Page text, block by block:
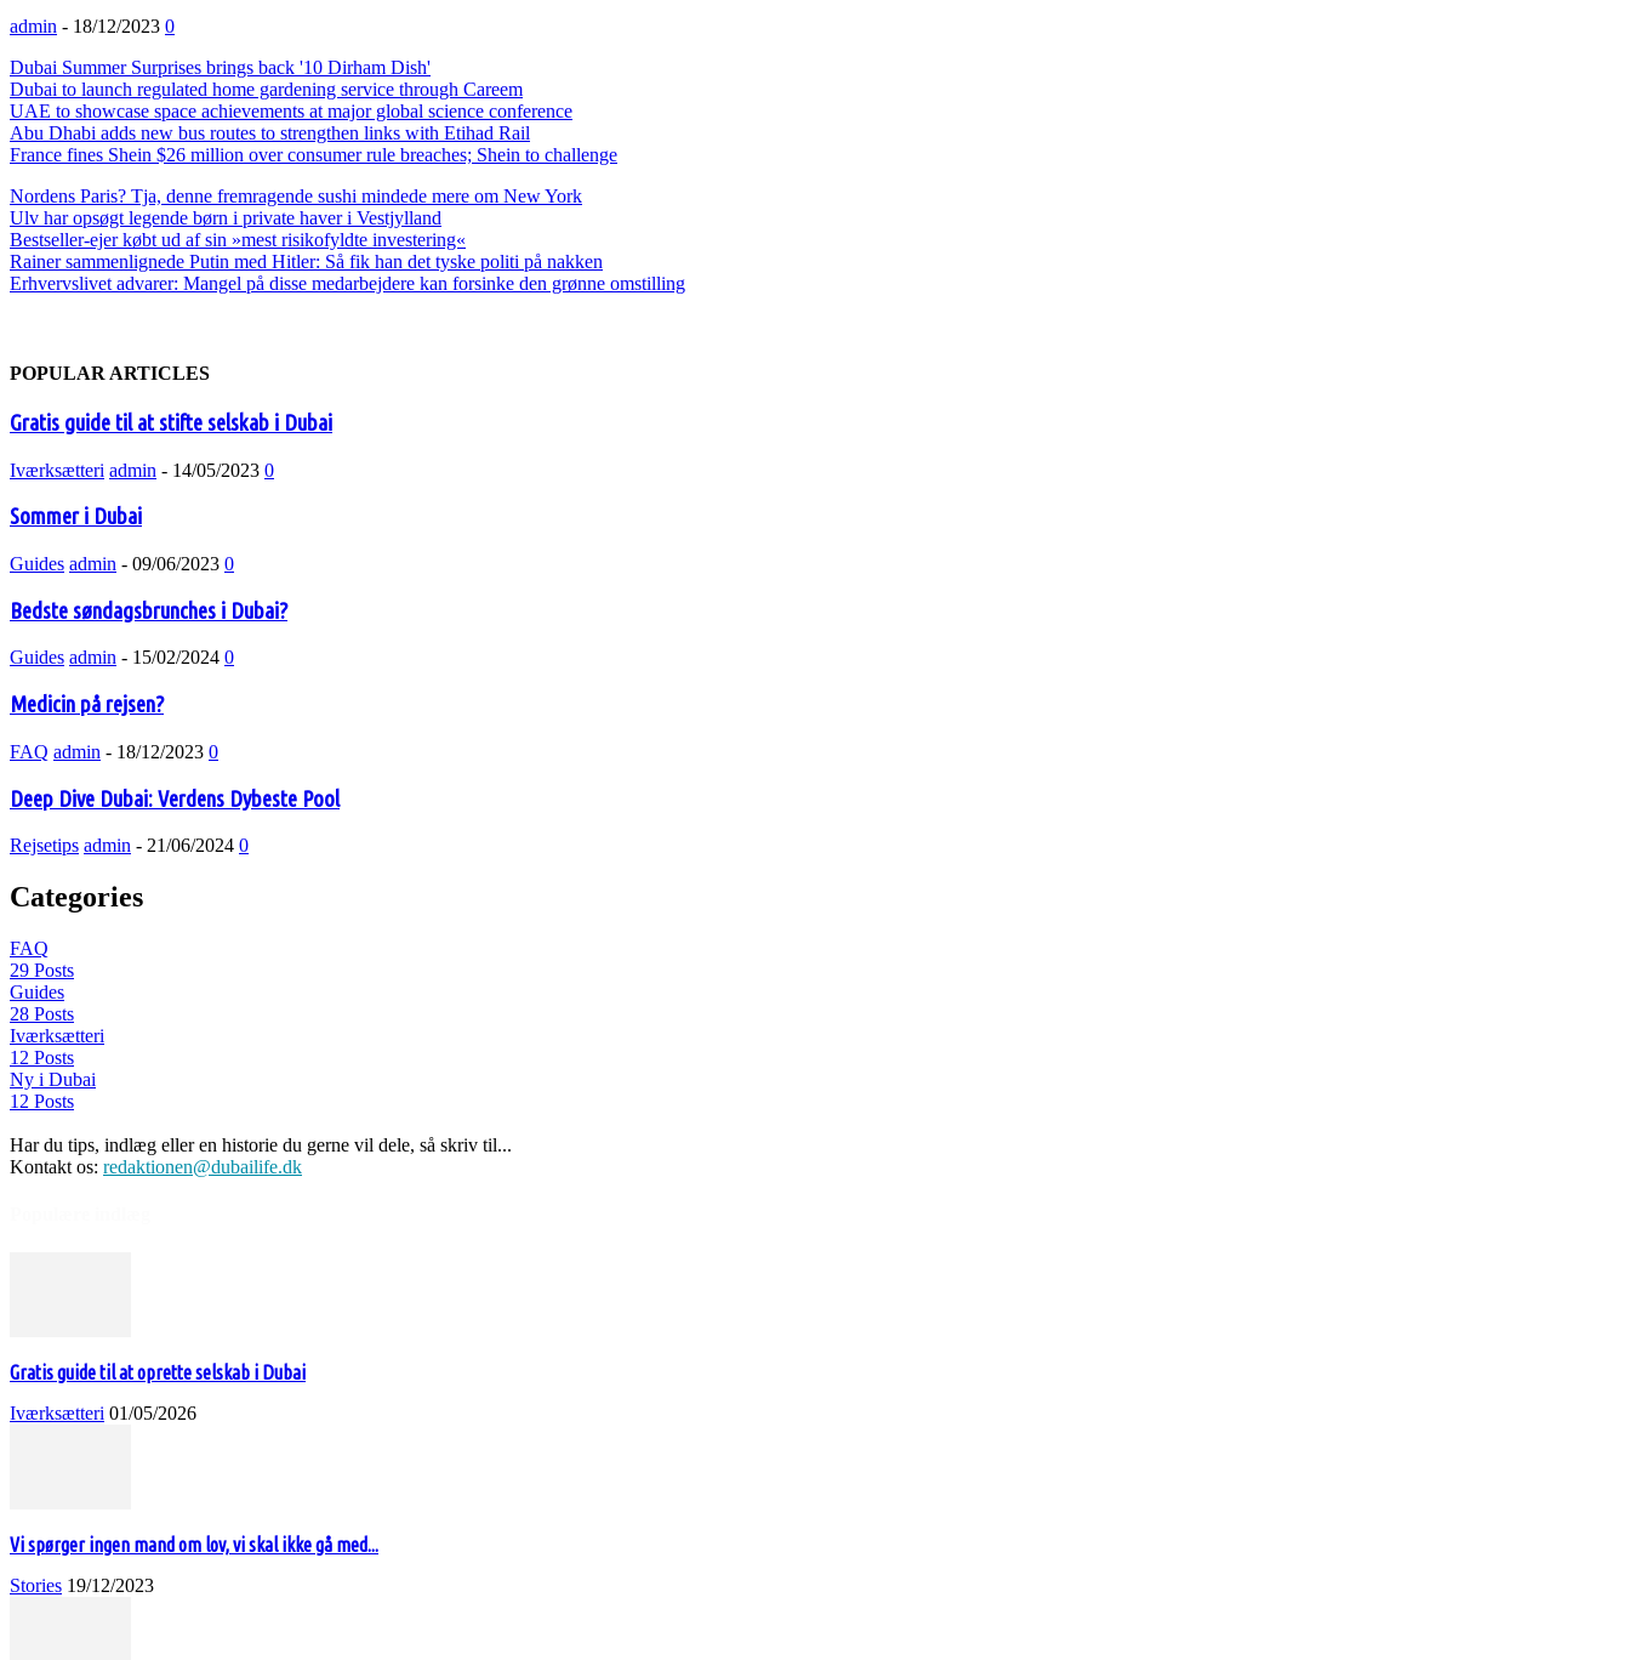
admin - 18/12/2023 0
Dubai Summer Surprises brings back '10 Dirham Dish'
Dubai to launch regulated home gardening service through Careem
UAE to showcase space achievements at major global science conference
Abu Dhabi adds new bus routes to strengthen links with Etihad Rail
France fines Shein $26 million over consumer rule breaches; Shein to challenge
Nordens Paris? Tja, denne fremragende sushi mindede mere om New York
Ulv har opsøgt legende børn i private haver i Vestjylland
Bestseller-ejer købt ud af sin »mest risikofyldte investering«
Rainer sammenlignede Putin med Hitler: Så fik han det tyske politi på nakken
Erhvervslivet advarer: Mangel på disse medarbejdere kan forsinke den grønne omstilling
POPULAR ARTICLES
Gratis guide til at stifte selskab i Dubai
Iværksætteri admin - 14/05/2023 0
Sommer i Dubai
Guides admin - 09/06/2023 0
Bedste søndagsbrunches i Dubai?
Guides admin - 15/02/2024 0
Medicin på rejsen?
FAQ admin - 18/12/2023 0
Deep Dive Dubai: Verdens Dybeste Pool
Rejsetips admin - 21/06/2024 0
Categories
FAQ
29 Posts
Guides
28 Posts
Iværksætteri
12 Posts
Ny i Dubai
12 Posts
Har du tips, indlæg eller en historie du gerne vil dele, så skriv til...
Kontakt os: redaktionen@dubailife.dk
Gratis guide til at oprette selskab i Dubai
Iværksætteri 01/05/2026
Vi spørger ingen mand om lov, vi skal ikke gå med...
Stories 19/12/2023